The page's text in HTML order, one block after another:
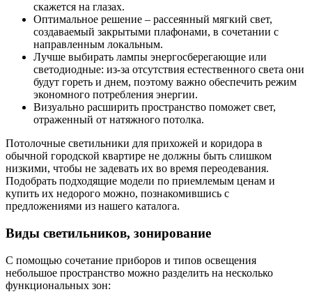
скажется на глазах.
Оптимальное решение – рассеянный мягкий свет,
создаваемый закрытыми плафонами, в сочетании с
направленным локальным.
Лучше выбирать лампы энергосберегающие или
светодиодные: из-за отсутствия естественного света они
будут гореть и днем, поэтому важно обеспечить режим
экономного потребления энергии.
Визуально расширить пространство поможет свет,
отраженный от натяжного потолка.
Потолочные светильники для прихожей и коридора в
обычной городской квартире не должны быть слишком
низкими, чтобы не задевать их во время переодевания.
Подобрать подходящие модели по приемлемым ценам и
купить их недорого можно, познакомившись с
предложениями из нашего каталога.
Виды светильников, зонирование
С помощью сочетание приборов и типов освещения
небольшое пространство можно разделить на несколько
функциональных зон: